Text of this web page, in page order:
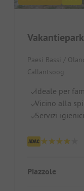
Paesi Bassi /
Callantsoog
Ideale per
Vicino alla
Servizi
Piazzole